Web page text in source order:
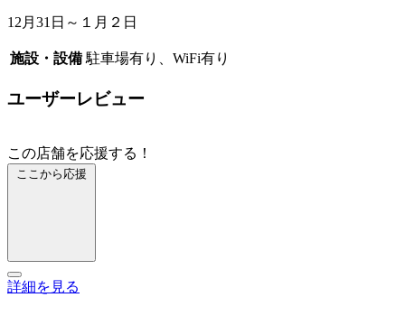
12月31日～１月２日
施設・設備 駐車場有り、WiFi有り
ユーザーレビュー
この店舗を応援する！
ここから応援
詳細を見る